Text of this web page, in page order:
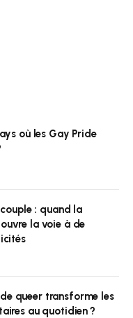
où les Gay Pride
: quand la
la voie à de
queer transforme les
au quotidien ?